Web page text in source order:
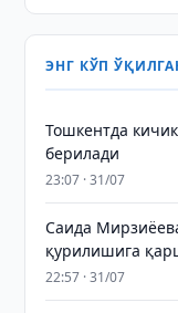
ЭНГ КЎП
Тошкентда
берилади
23:07 · 31/07
Саида
қурилишига
22:57 · 31/07